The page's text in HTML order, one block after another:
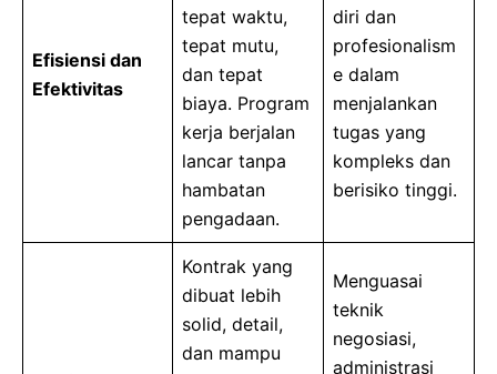
Efisiensi dan
Efektivitas
tepat waktu,
tepat mutu,
dan tepat
biaya. Program
kerja berjalan
lancar tanpa
hambatan
pengadaan.
diri dan
profesionalism
e dalam
menjalankan
tugas yang
kompleks dan
berisiko tinggi.
Kontrak yang
dibuat lebih
solid, detail,
dan mampu
Menguasai
teknik
negosiasi,
administrasi